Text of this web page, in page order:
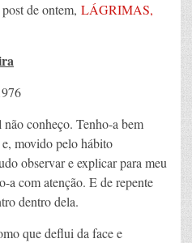
de ontem, LÁGRIMAS,
conheço. Tenho-a bem
movido pelo hábito
observar e explicar para meu
a com atenção. E de repente
dentro dela.
que deflui da face e